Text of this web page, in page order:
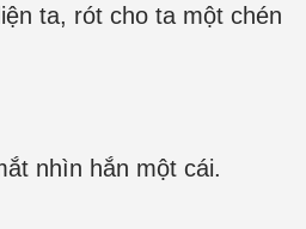
ta, rót cho ta một chén
nhìn hắn một cái.